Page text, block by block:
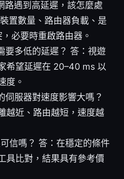
路遇到高延遲，該怎麼處
置數量、路由器負載、是
必要時重啟路由器。
要多低的延遲？ 答：視遊
希望延遲在 20–40 ms 以
度。
伺服器對速度影響大嗎？
越近、路由越短，速度越
信嗎？ 答：在穩定的條件
具比對，結果具有參考價